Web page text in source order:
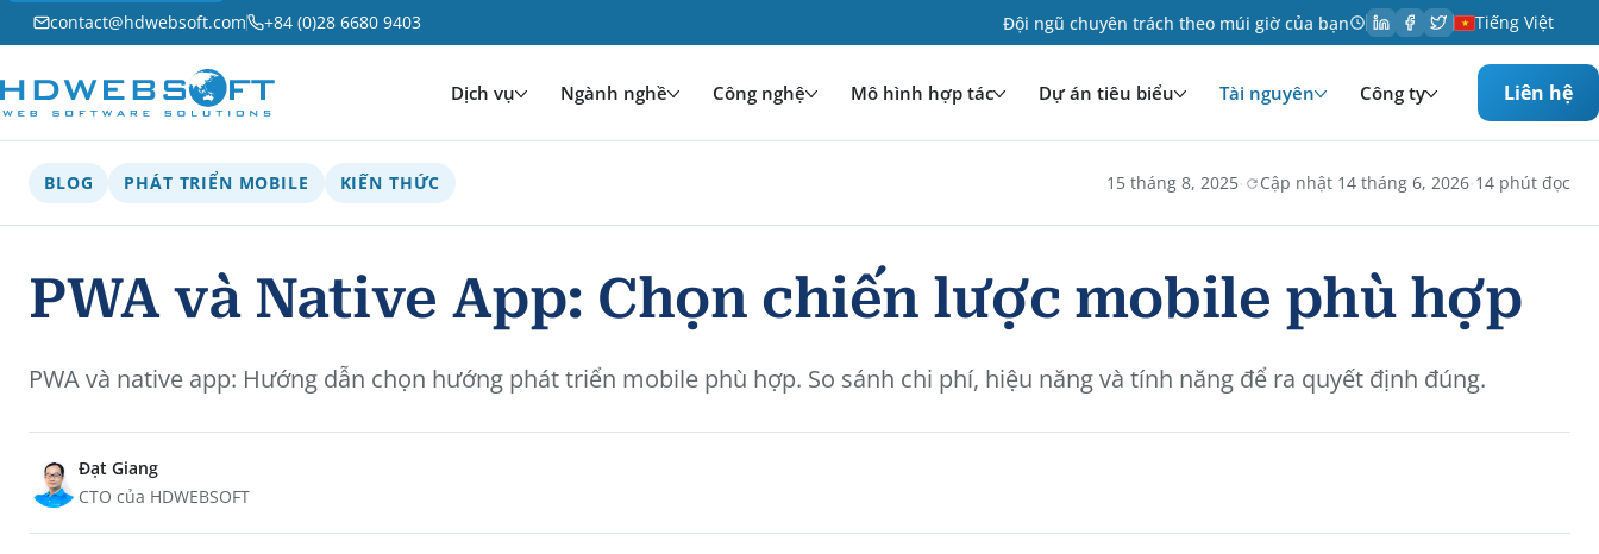
contact@hdwebsoft.com +84 (0)28 6680 9403 Đội ngũ chuyên trách theo múi giờ của bạn Tiếng Việt
Dịch vụ Ngành nghề Công nghệ Mô hình hợp tác Dự án tiêu biểu Tài nguyên Công ty Liên hệ
BLOG PHÁT TRIỂN MOBILE KIẾN THỨC 15 tháng 8, 2025· Cập nhật 14 tháng 6, 2026·14 phút đọc
PWA và Native App: Chọn chiến lược mobile phù hợp
PWA và native app: Hướng dẫn chọn hướng phát triển mobile phù hợp. So sánh chi phí, hiệu năng và tính năng để ra quyết định đúng.
Đạt Giang
CTO của HDWEBSOFT